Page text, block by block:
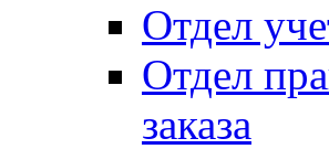
Отдел
Отдел
заказа